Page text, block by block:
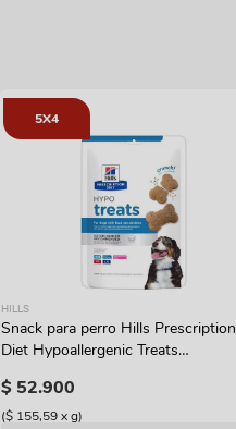
5X4
HILLS
Snack para perro Hills Prescription
Diet Hypoallergenic Treats
$ 52.900
($ 155,59xg)